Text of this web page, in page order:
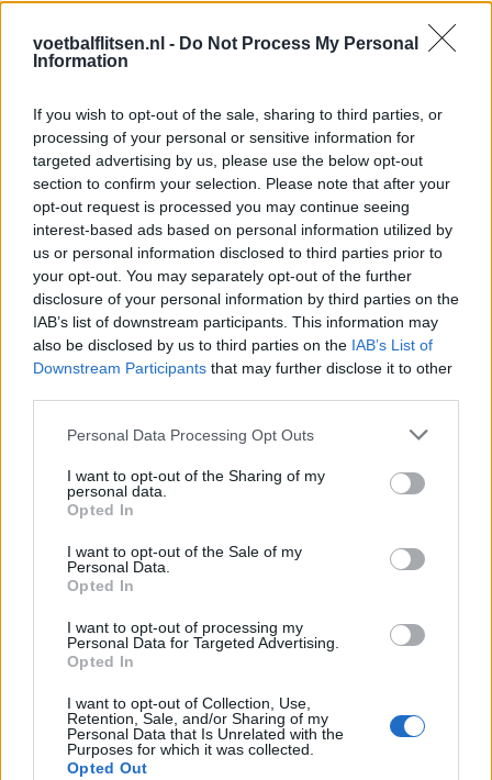
voetbalflitsen.nl - Do Not Process My Personal
Information
If you wish to opt-out of the sale, sharing to third parties, or
processing of your personal or sensitive information for
targeted advertising by us, please use the below opt-out
section to confirm your selection. Please note that after your
opt-out request is processed you may continue seeing
interest-based ads based on personal information utilized by
us or personal information disclosed to third parties prior to
your opt-out. You may separately opt-out of the further
disclosure of your personal information by third parties on the
IAB’s list of downstream participants. This information may
also be disclosed by us to third parties on the IAB’s List of
Downstream Participants that may further disclose it to other
Personal Data Processing Opt Outs
I want to opt-out of the Sharing of my
personal data.
Opted In
I want to opt-out of the Sale of my
Personal Data.
Opted In
I want to opt-out of processing my
Personal Data for Targeted Advertising.
Opted In
I want to opt-out of Collection, Use,
Retention, Sale, and/or Sharing of my
Personal Data that Is Unrelated with the
Purposes for which it was collected.
Opted Out
Afgewezen bod op Givairo Read onderstreept de
stevige onderhandelingspositie van Feyenoord
Feyenoord geeft met Zechiël duidelijk
transfersignaal
Staf Van Bronckhorst rond: nu nog de selectie
Feyenoord lost met nieuwe controleur direct
groot probleem van vorig seizoen op
Feyenoord begint voorbereiding overtuigend: zo
ziet de route naar de seizoensstart eruit
Givairo Read spreekt zich uit over Feyenoord-
Feyenoord zoekt nieuwe nummer één na
Feyenoord doet voorstel aan beoogde nieuwe
Saoedische topclub maakt werk van Hadj
Mats Deijl neemt definitief afscheid van
Deventer: Feyenoorder zet woning te koop